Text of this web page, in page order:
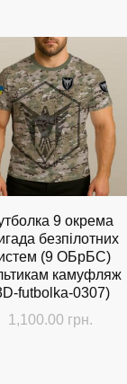
9 окрема
безпілотних
(9 ОБрБС)
камуфляж
futbolka-0307)
1,100.00 грн.